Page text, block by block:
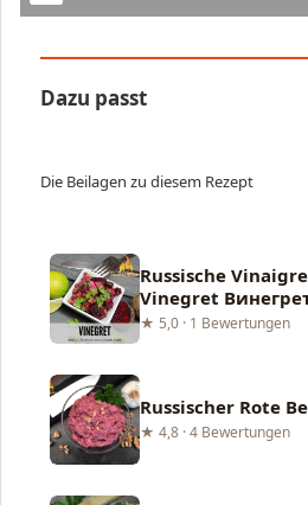
Dazu passt
Die Beilagen zu diesem Rezept
Russische
Vinegret
★ 5,0 · 1 Bewertungen
Russischer Rote
★ 4,8 · 4 Bewertungen